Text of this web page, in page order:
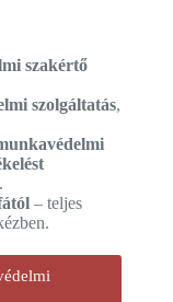
szakértő
szolgáltatás,
– teljes